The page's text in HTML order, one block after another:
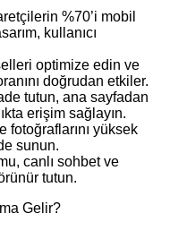
%70’i mobil
kullanıcı
optimize edin ve
doğrudan etkiler.
tutun, ana sayfadan
erişim sağlayın.
fotoğraflarını yüksek
sunun.
canlı sohbet ve
tutun.
Gelir?